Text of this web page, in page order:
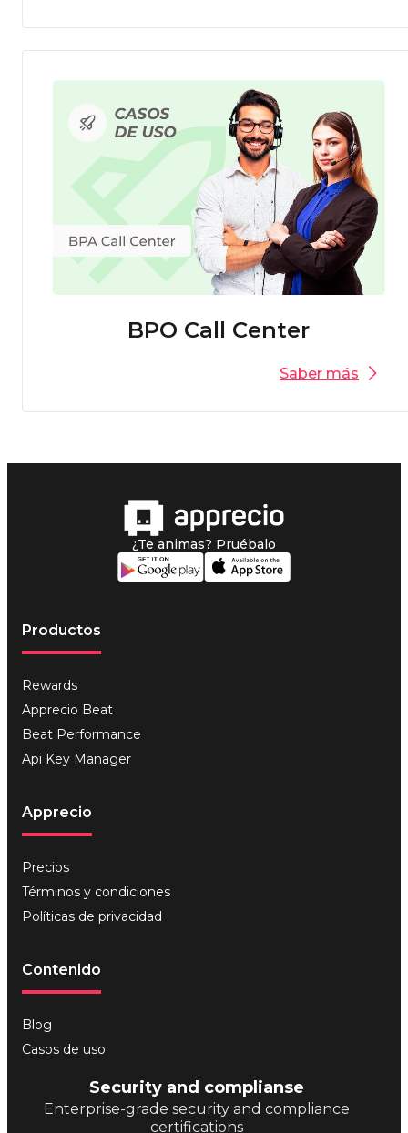
BPO Call Center
Saber más
¿Te animas? Pruébalo
Productos
Rewards
Apprecio Beat
Beat Performance
Api Key Manager
Apprecio
Precios
Términos y condiciones
Políticas de privacidad
Contenido
Blog
Casos de uso
Security and complianse
Enterprise-grade security and compliance
certifications